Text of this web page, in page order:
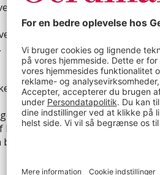
ved de øverste sidekanter,
hvilket gør den mere
.
af olieholdigt værktøj og
lækager , også hvor pladsen er
batterier, snavsede dele